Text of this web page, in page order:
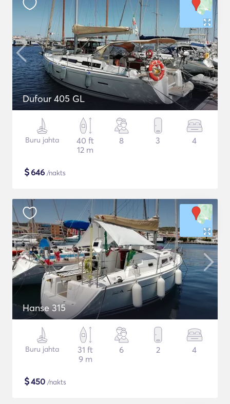
Dufour 405 GL
Buru jahta
40 ft
12 m
8 3 4
$646 /nakts
Hanse 315
Buru jahta
31 ft
9 m
6 2 4
$450 /nakts